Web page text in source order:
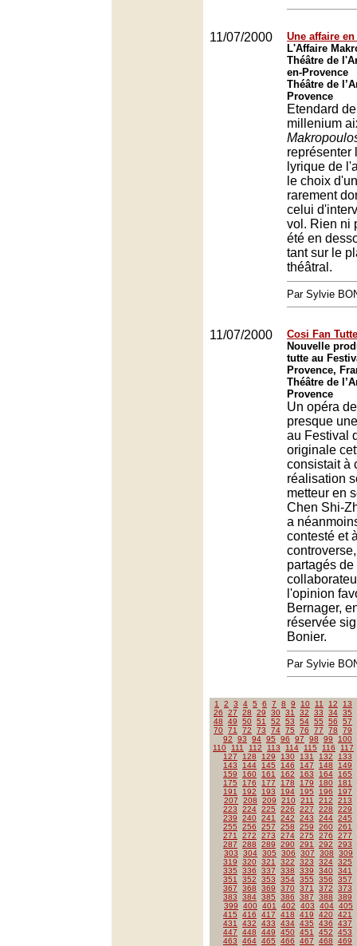
11/07/2000
Une affaire
L'Affaire
Théâtre de
en-Provence
Théâtre de
Provence
Etendard
millenium
représenter
lyrique de
le choix
rarement
celui
vol. Rien ni
été en
tant sur le
théâtral.
Par Sylvie
11/07/2000
Cosi Fan
Nouvelle
tutte au
Provence,
Théâtre de
Provence
Un opéra
presque
au Festival
originale
consistait à
réalisation
metteur en
Chen Shi-
a
contesté et
partagés de
l'opinion
Bernager,
réservée
Bonier.
Par Sylvie
1 2 3 4 5 6 7 8 9 10 11 12
13
26
27 28 29 30 31 32 33 34 35
48
49 50 51 52 53 54 55 56
57
70 71 72 73 74 75 76 77 78
79
92
93 94 95 96 97 98 99
100
110
111 112 113 114 115 116
117
127
128 129 130 131 132
133
143
144 145 146 147 148
149
159
160 161 162 163 164
165
175
176 177 178 179 180
181
191
192 193 194 195 196
197
207
208 209 210 211 212
213
223
224 225 226 227 228
229
239
240 241 242 243 244 245
255
256 257 258 259 260 261
271
272 273 274 275 276
277
287
288 289 290 291 292
293
303
304 305 306 307 308
309
319
320 321 322 323 324 325
335
336 337 338 339 340 341
351
352 353 354 355 356
357
367
368 369 370 371 372
373
383
384 385 386 387 388
389
399
400 401 402 403 404 405
415
416 417 418 419 420 421
431
432 433 434 435 436
437
447
448 449 450 451 452
453
463
464 465 466 467 468 469